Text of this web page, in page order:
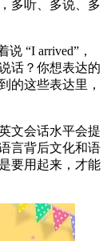
多听、多说、多
“I arrived”，
话？你想表达的
的这些表达里，
文会话水平会提
言背后文化和语
要用起来，才能